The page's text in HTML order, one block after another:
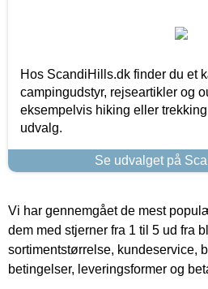
Hos ScandiHills.dk finder du et
campingudstyr, rejseartikler og
eksempelvis hiking eller
udvalg.
Se udvalget på
Vi har gennemgået de mest
dem med stjerner fra 1 til 5 ud fra
sortimentstørrelse, kundeservice,
betingelser, leveringsformer og